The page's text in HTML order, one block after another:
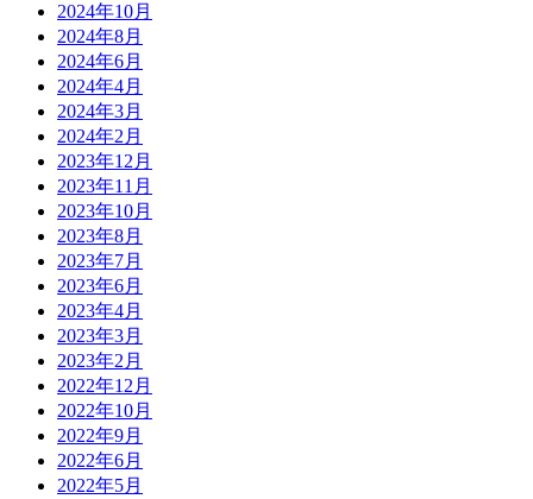
2024年10月
2024年8月
2024年6月
2024年4月
2024年3月
2024年2月
2023年12月
2023年11月
2023年10月
2023年8月
2023年7月
2023年6月
2023年4月
2023年3月
2023年2月
2022年12月
2022年10月
2022年9月
2022年6月
2022年5月